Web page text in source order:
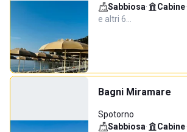
Sabbiosa· Cabine·
e altri 6…
Bagni Miramare
Spotorno
Sabbiosa· Cabine·